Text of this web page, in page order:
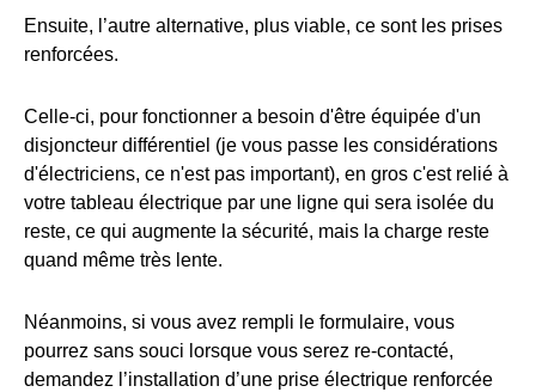
Ensuite, l’autre alternative, plus viable, ce sont les prises
renforcées.
Celle-ci, pour fonctionner a besoin d'être équipée d'un
disjoncteur différentiel (je vous passe les considérations
d'électriciens, ce n'est pas important), en gros c'est relié à
votre tableau électrique par une ligne qui sera isolée du
reste, ce qui augmente la sécurité, mais la charge reste
quand même très lente.
Néanmoins, si vous avez rempli le formulaire, vous
pourrez sans souci lorsque vous serez re-contacté,
demandez l’installation d’une prise électrique renforcée